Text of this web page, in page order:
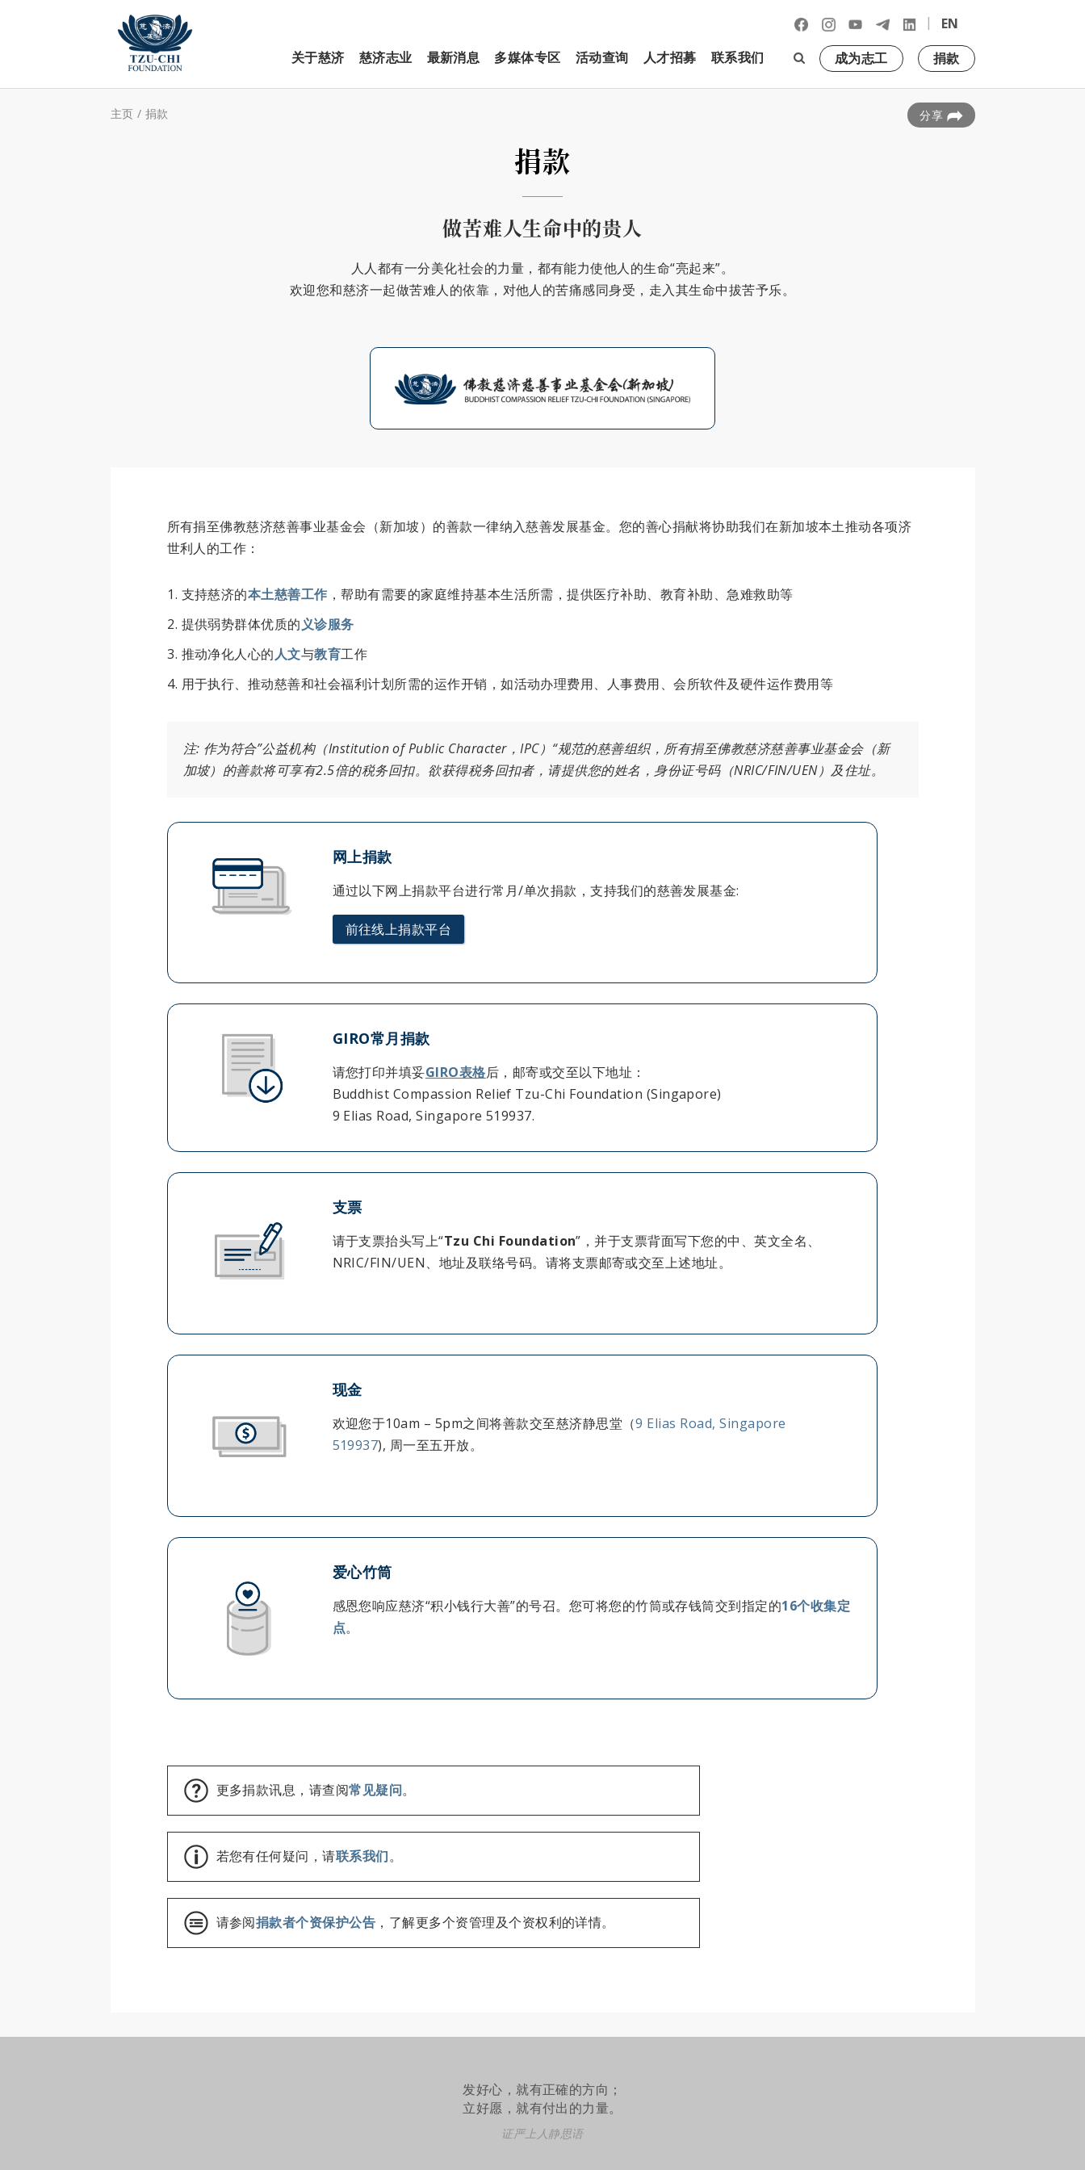
|
EN
关于慈济
慈济志业 最新消息 多媒体专区 活动查询 人才招募 联系我们 成为志工 捐款
主页 / 捐款 分享
捐款
做苦难人生命中的贵人
人人都有一分美化社会的力量，都有能力使他人的生命“亮起来”。
欢迎您和慈济一起做苦难人的依靠，对他人的苦痛感同身受，走入其生命中拔苦予乐。
所有捐至佛教慈济慈善事业基金会（新加坡）的善款一律纳入慈善发展基金。您的善心捐献将协助我们在新加坡本土推动各项济
世利人的工作：
支持慈济的本土慈善工作 ，帮助有需要的家庭维持基本生活所需，提供医疗补助、教育补助、急难救助等
提供弱势群体优质的 义诊服务
推动净化人心的人文与教育工作
用于执行、推动慈善和社会福利计划所需的运作开销，如活动办理费用、人事费用、会所软件及硬件运作费用等
注: 作为符合”公益机构（Institution of Public Character，IPC）“规范的慈善组织，所有捐至佛教慈济慈善事业基金会（新
加坡）的善款将可享有2.5倍的税务回扣。欲获得税务回扣者，请提供您的姓名，身份证号码（NRIC/FIN/UEN）及住址。
网上捐款
通过以下网上捐款平台进行常月/单次捐款，支持我们的慈善发展基金:
前往线上捐款平台
GIRO常月捐款
请您打印并填妥GIRO表格后，邮寄或交至以下地址：
Buddhist Compassion Relief Tzu-Chi Foundation (Singapore)
9 Elias Road, Singapore 519937.
支票
请于支票抬头写上“Tzu Chi Foundation”，并于支票背面写下您的中、英文全名、
NRIC/FIN/UEN、地址及联络号码。请将支票邮寄或交至上述地址。
现金
欢迎您于10am – 5pm之间将善款交至慈济静思堂 （9 Elias Road, Singapore
519937), 周一至五开放。
爱心竹筒
感恩您响应慈济“积小钱行大善”的号召。您可将您的竹筒或存钱筒交到指定的16个收集定
点。
更多捐款讯息，请查阅常见疑问。
若您有任何疑问，请联系我们。
请参阅捐款者个资保护公告 ，了解更多个资管理及个资权利的详情。
发好心，就有正確的方向；
立好愿，就有付出的力量。
证严上人静思语